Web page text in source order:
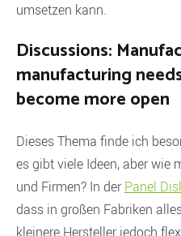
umsetzen kann.
Discussions:
manufacturing
become more open
Dieses Thema finde ich
es gibt viele Ideen, aber wie
und Firmen? In derPanel
dass in großen Fabriken
kleinere Hersteller jedoch